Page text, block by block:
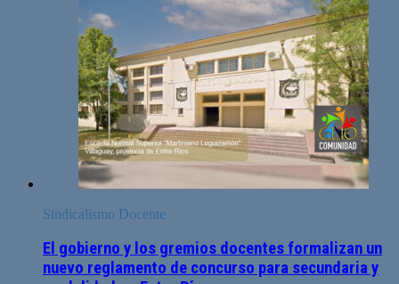
Sindicalismo Docente
El gobierno y los gremios docentes formalizan un
nuevo reglamento de concurso para secundaria y